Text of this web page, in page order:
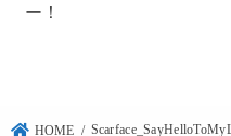
ー！
HOME